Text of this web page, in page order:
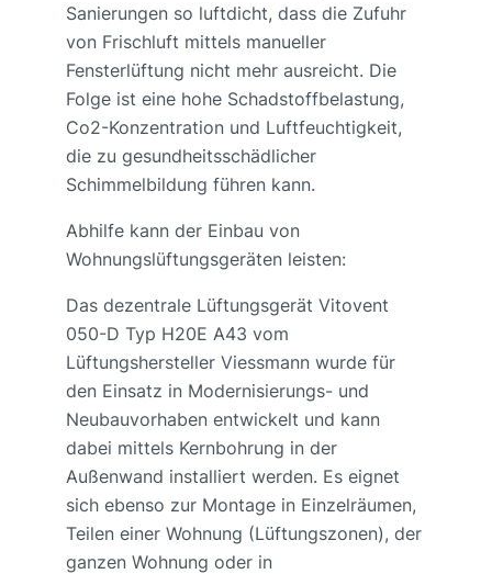
Sanierungen so luftdicht, dass die Zufuhr
von Frischluft mittels manueller
Fensterlüftung nicht mehr ausreicht. Die
Folge ist eine hohe Schadstoffbelastung,
Co2-Konzentration und Luftfeuchtigkeit,
die zu gesundheitsschädlicher
Schimmelbildung führen kann.
Abhilfe kann der Einbau von
Wohnungslüftungsgeräten leisten:
Das dezentrale Lüftungsgerät Vitovent
050-D Typ H20E A43 vom
Lüftungshersteller Viessmann wurde für
den Einsatz in Modernisierungs- und
Neubauvorhaben entwickelt und kann
dabei mittels Kernbohrung in der
Außenwand installiert werden. Es eignet
sich ebenso zur Montage in Einzelräumen,
Teilen einer Wohnung (Lüftungszonen), der
ganzen Wohnung oder in